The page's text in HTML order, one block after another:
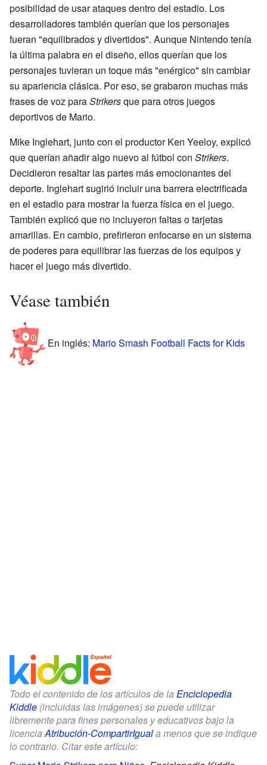
posibilidad de usar ataques dentro del estadio. Los
desarrolladores también querían que los personajes
fueran "equilibrados y divertidos". Aunque Nintendo tenía
la última palabra en el diseño, ellos querían que los
personajes tuvieran un toque más "enérgico" sin cambiar
su apariencia clásica. Por eso, se grabaron muchas más
frases de voz paraStrikersque para otros juegos
deportivos de Mario.
Mike Inglehart, junto con el productor Ken Yeeloy, explicó
que querían añadir algo nuevo al fútbol con Strikers.
Decidieron resaltar las partes más emocionantes del
deporte. Inglehart sugirió incluir una barrera electrificada
en el estadio para mostrar la fuerza física en el juego.
También explicó que no incluyeron faltas o tarjetas
amarillas. En cambio, prefirieron enfocarse en un sistema
de poderes para equilibrar las fuerzas de los equipos y
hacer el juego más divertido.
Véase también
En inglés: Mario Smash Football Facts for Kids
Todo el contenido de los artículos de la Enciclopedia
Kiddle (incluidas las imágenes) se puede utilizar
libremente para fines personales y educativos bajo la
licenciaAtribución-CompartirIguala menos que se indique
lo contrario. Citar este artículo: